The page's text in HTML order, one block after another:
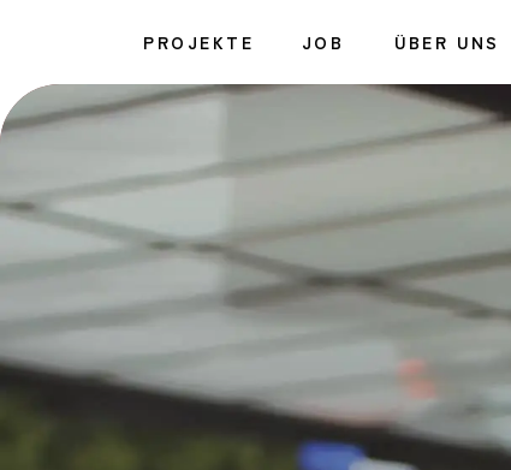
springen
PROJEKTE JOB ÜBER UNS